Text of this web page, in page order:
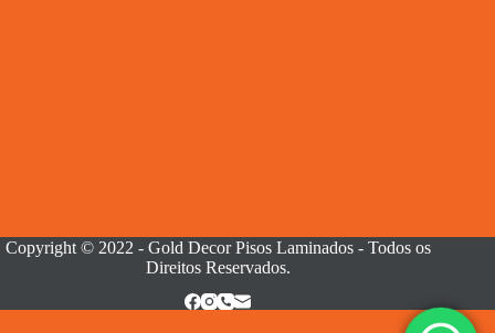
Copyright © 2022 - Gold Decor Pisos Laminados - Todos os
Direitos Reservados.